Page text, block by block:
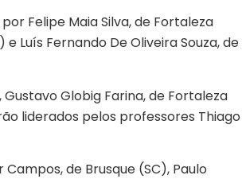
Felipe Maia Silva, de Fortaleza
Luís Fernando De Oliveira Souza, de
Globig Farina, de Fortaleza
liderados pelos professores Thiago
de Brusque (SC), Paulo